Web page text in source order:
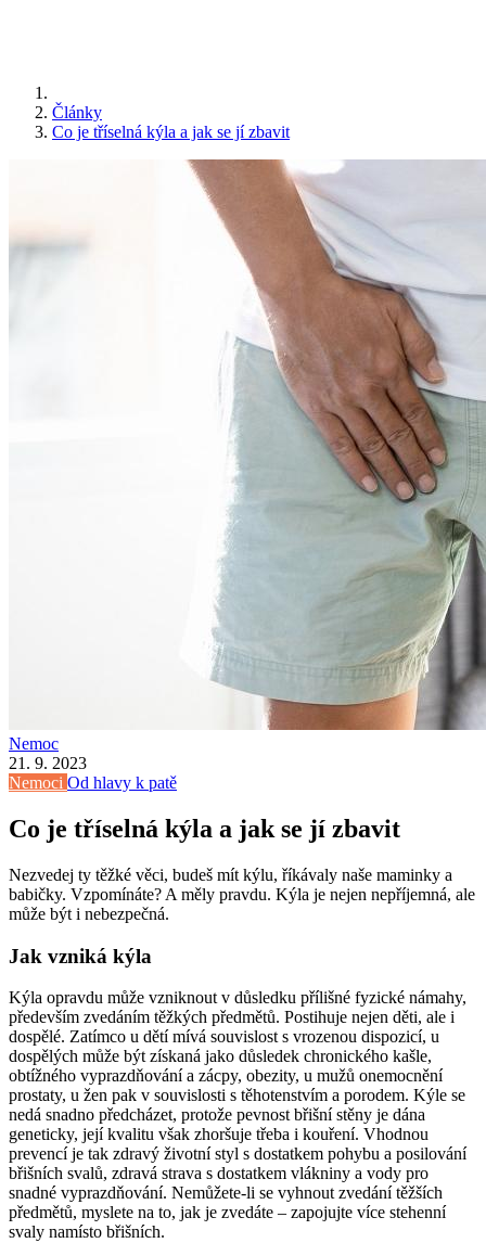
Články
Co je tříselná kýla a jak se jí zbavit
Nemoc
21. 9. 2023
Nemoci Od hlavy k patě
Co je tříselná kýla a jak se jí zbavit
Nezvedej ty těžké věci, budeš mít kýlu, říkávaly naše maminky a
babičky. Vzpomínáte? A měly pravdu. Kýla je nejen nepříjemná, ale
může být i nebezpečná.
Jak vzniká kýla
Kýla opravdu může vzniknout v důsledku přílišné fyzické námahy,
především zvedáním těžkých předmětů. Postihuje nejen děti, ale i
dospělé. Zatímco u dětí mívá souvislost s vrozenou dispozicí, u
dospělých může být získaná jako důsledek chronického kašle,
obtížného vyprazdňování a zácpy, obezity, u mužů onemocnění
prostaty, u žen pak v souvislosti s těhotenstvím a porodem. Kýle se
nedá snadno předcházet, protože pevnost břišní stěny je dána
geneticky, její kvalitu však zhoršuje třeba i kouření. Vhodnou
prevencí je tak zdravý životní styl s dostatkem pohybu a posilování
břišních svalů, zdravá strava s dostatkem vlákniny a vody pro
snadné vyprazdňování. Nemůžete-li se vyhnout zvedání těžších
předmětů, myslete na to, jak je zvedáte – zapojujte více stehenní
svaly namísto břišních.